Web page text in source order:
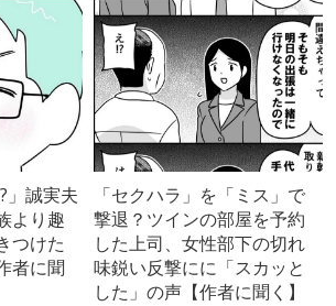
」誠実夫
より趣
つけた
者に聞
「セクハラ」を「ミス」で
撃退？ツインの部屋を予約
した上司、女性部下の切れ
味鋭い反撃にに「スカッと
した」の声【作者に聞く】